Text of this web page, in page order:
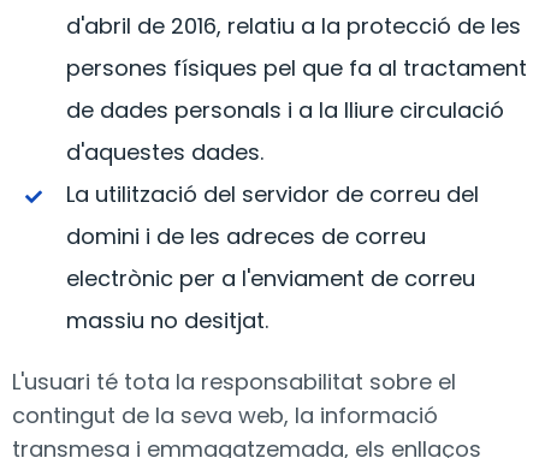
d'abril de 2016, relatiu a la protecció de les
persones físiques pel que fa al tractament
de dades personals i a la lliure circulació
d'aquestes dades.
La utilització del servidor de correu del
domini i de les adreces de correu
electrònic per a l'enviament de correu
massiu no desitjat.
L'usuari té tota la responsabilitat sobre el
contingut de la seva web, la informació
transmesa i emmagatzemada, els enllaços